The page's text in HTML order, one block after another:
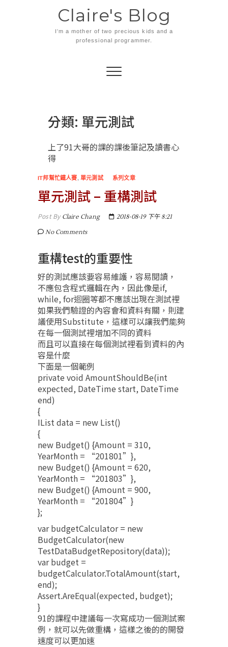
Claire's Blog
I'm a mother of two precious kids and a
professional programmer.
分類: 單元測試
上了91大哥的課的課後筆記及讀書心
得
IT邦幫忙鐵人賽,單元測試 系列文章
單元測試 – 重構測試
Post ByClaire Chang
2018-08-19 下午 8:21
No Comments
重構test的重要性
好的測試應該要容易維護，容易閱讀，
不應包含程式邏輯在內，因此像是if,
while, for迴圈等都不應該出現在測試裡
如果我們驗證的內容會和資料有關，則建
議使用Substitute，這樣可以讓我們能夠
在每一個測試裡增加不同的資料
而且可以直接在每個測試裡看到資料的內
容是什麼
下面是一個範例
private void AmountShouldBe(int
expected, DateTime start, DateTime
end)
{
IListdata = new List()
{
new Budget() {Amount = 310,
YearMonth = “201801”},
new Budget() {Amount = 620,
YearMonth = “201803”},
new Budget() {Amount = 900,
YearMonth = “201804”}
};
var budgetCalculator = new
BudgetCalculator(new
TestDataBudgetRepository(data));
var budget =
budgetCalculator.TotalAmount(start,
end);
Assert.AreEqual(expected, budget);
}
91的課程中建議每一次寫成功一個測試案
例，就可以先做重構，這樣之後的的開發
速度可以更加速